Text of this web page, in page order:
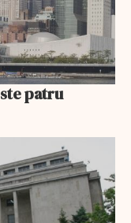
patru